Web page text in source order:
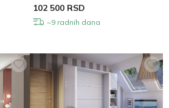
102 500 RSD
~9 radnih dana